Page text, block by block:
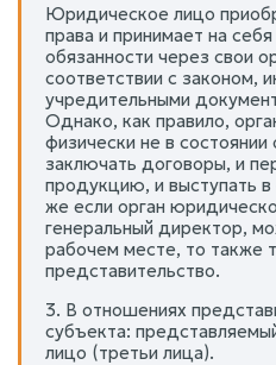
Юридическое лицо
права и принимает на
обязанности через свои
соответствии с законом,
учредительными
Однако, как правило,
физически не в состоянии
заключать договоры, и
продукцию, и выступать
же если орган
генеральный директор,
рабочем месте, то также
представительство.
3. В отношениях
субъекта:
лицо (третьи лица).